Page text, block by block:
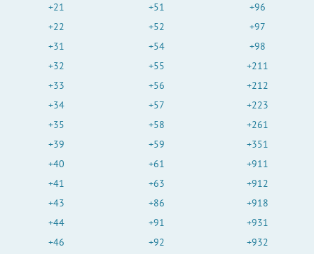
+21
+22
+31
+32
+33
+34
+35
+39
+40
+41
+43
+44
+46
+51
+52
+54
+55
+56
+57
+58
+59
+61
+63
+86
+91
+92
+96
+97
+98
+211
+212
+223
+261
+351
+911
+912
+918
+931
+932